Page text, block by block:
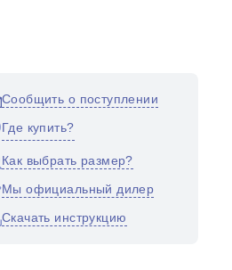
Сообщить о поступлении
Где купить?
Как выбрать размер?
Мы официальный дилер
Скачать инструкцию